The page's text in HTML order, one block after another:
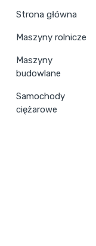
Strona główna
Maszyny rolnicze
Maszyny
budowlane
Samochody
ciężarowe